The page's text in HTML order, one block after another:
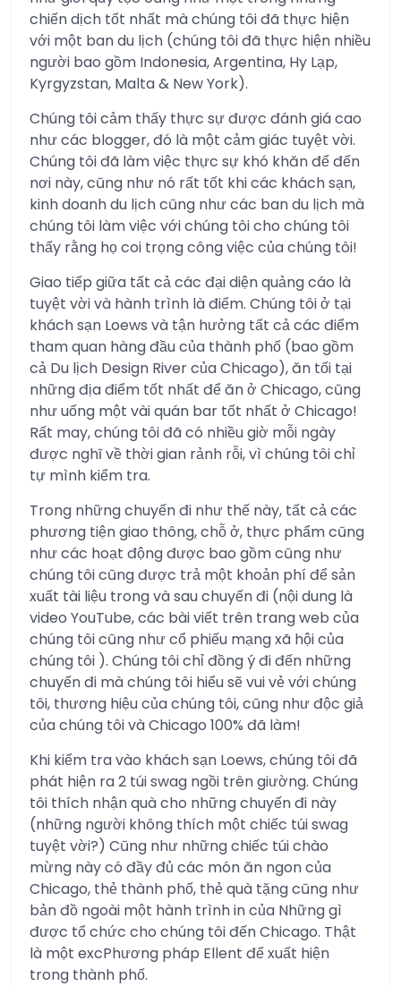
chiến dịch tốt nhất mà chúng tôi đã thực hiện
với một ban du lịch (chúng tôi đã thực hiện nhiều
người bao gồm Indonesia, Argentina, Hy Lạp,
Kyrgyzstan, Malta & New York).
Chúng tôi cảm thấy thực sự được đánh giá cao
như các blogger, đó là một cảm giác tuyệt vời.
Chúng tôi đã làm việc thực sự khó khăn để đến
nơi này, cũng như nó rất tốt khi các khách sạn,
kinh doanh du lịch cũng như các ban du lịch mà
chúng tôi làm việc với chúng tôi cho chúng tôi
thấy rằng họ coi trọng công việc của chúng tôi!
Giao tiếp giữa tất cả các đại diện quảng cáo là
tuyệt vời và hành trình là điểm. Chúng tôi ở tại
khách sạn Loews và tận hưởng tất cả các điểm
tham quan hàng đầu của thành phố (bao gồm
cả Du lịch Design River của Chicago), ăn tối tại
những địa điểm tốt nhất để ăn ở Chicago, cũng
như uống một vài quán bar tốt nhất ở Chicago!
Rất may, chúng tôi đã có nhiều giờ mỗi ngày
được nghĩ về thời gian rảnh rỗi, vì chúng tôi chỉ
tự mình kiểm tra.
Trong những chuyến đi như thế này, tất cả các
phương tiện giao thông, chỗ ở, thực phẩm cũng
như các hoạt động được bao gồm cũng như
chúng tôi cũng được trả một khoản phí để sản
xuất tài liệu trong và sau chuyến đi (nội dung là
video YouTube, các bài viết trên trang web của
chúng tôi cũng như cổ phiếu mạng xã hội của
chúng tôi ). Chúng tôi chỉ đồng ý đi đến những
chuyến đi mà chúng tôi hiểu sẽ vui vẻ với chúng
tôi, thương hiệu của chúng tôi, cũng như độc giả
của chúng tôi và Chicago 100% đã làm!
Khi kiểm tra vào khách sạn Loews, chúng tôi đã
phát hiện ra 2 túi swag ngồi trên giường. Chúng
tôi thích nhận quà cho những chuyến đi này
(những người không thích một chiếc túi swag
tuyệt vời?) Cũng như những chiếc túi chào
mừng này có đầy đủ các món ăn ngon của
Chicago, thẻ thành phố, thẻ quà tặng cũng như
bản đồ ngoài một hành trình in của Những gì
được tổ chức cho chúng tôi đến Chicago. Thật
là một excPhương pháp Ellent để xuất hiện
trong thành phố.